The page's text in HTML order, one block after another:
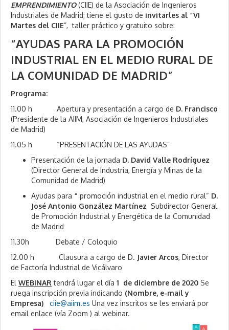
EMPRENDIMIENTO(CIIE) de la Asociación de Ingenieros
Industriales de Madrid; tiene el gusto de invitarles al “VI
Martes del CIIE”, taller práctico y gratuito sobre:
“AYUDAS PARA LA PROMOCIÓN
INDUSTRIAL EN EL MEDIO RURAL DE
LA COMUNIDAD DE MADRID”
Programa:
11.00 h
Apertura y presentación a cargo de D. Francisco
(Presidente de la AIIM, Asociación de Ingenieros Industriales
de Madrid)
11.05 h
“PRESENTACIÓN DE LAS AYUDAS”
Presentación de la jornada D. David Valle Rodríguez
(Director General de Industria, Energía y Minas de la
Comunidad de Madrid)
Ayudas para “ promoción industrial en el medio rural“ D.
José Antonio González Martínez Subdirector General
de Promoción Industrial y Energética de la Comunidad
de Madrid
11.30h Debate / Coloquio
12.00 h Clausura a cargo de D. Javier Arcos, Director
de Factoría Industrial de Vicálvaro
El WEBINAR tendrá lugar el día 1 de diciembre de 2020 Se
ruega inscripción previa indicando (Nombre, e-mail y
Empresa)
ciie@aiim.es Una vez inscritos se les enviará por
email enlace (vía Zoom ) al webinar.